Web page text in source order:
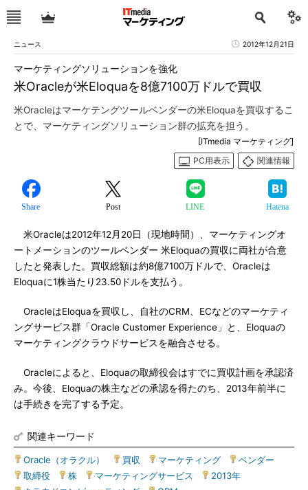
ニュース 2012年12月21日
米Oracleが米Eloquaを8億7100万ドルで買収
マーケティングソリューションを強化
米Oracleはマーケテングツールベンダーの米Eloquaを買収するこ
とで、マーケティングソリューション群の拡充を担う。
[ITmedia マーケティング]
PC用表示
関連情報
Share Post LINE Hatena
米Oracleは2012年12月20日（現地時間）、マーケティングオ
ートメーションのツールベンダー 米Eloquaの買収に両社が合意
したと発表した。買収総額は約8億7100万ドルで、Oracleは
Eloquaに1株当たり23.50ドルを支払う。
OracleはEloquaを買収し、自社のCRM、ECなどのマーケティ
ングサービス群「Oracle Customer Experience」と、Eloquaの
マーケティングクラウドサービスを融合させる。
Oracleによると、Eloquaの取締役会はすでに買収計画を承認済
み。今後、Eloquaの株主などの承認を得たのち、2013年前半に
は手続きを完了する予定。
関連キーワード
Oracle（オラクル） 買収 マーケティング ベンダー
取締役
株 マーケティングサービス 2013年